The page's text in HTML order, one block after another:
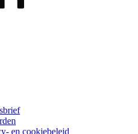
en cookiebeleid